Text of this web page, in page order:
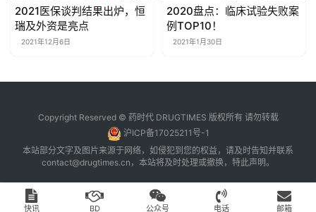
2021医保谈判结果出炉，恒
瑞及外资是亮点
2021年12月6日
2020盘点：临床试验失败案
例TOP10！
2021年1月30日
Copyright Reserved © 药时代 DRUGTIMES 版权所有 请勿转载
沪ICP备17025211号-1
本站部分文字及图片来源于网络，如侵犯到您的权益，请及时告知并联系
contact@drugtimes.cn ，本站将及时处理或撤换，特此声明。
快讯 BD 公众号 电话 邮箱